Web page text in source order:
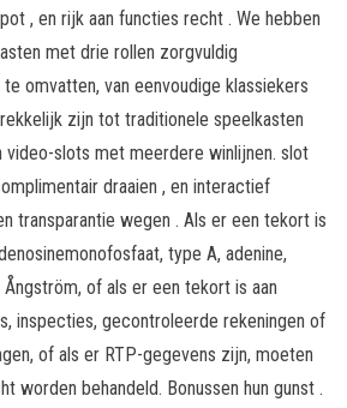
, en rijk aan functies recht . We hebben
met drie rollen zorgvuldig
omvatten, van eenvoudige klassiekers
zijn tot traditionele speelkasten
slots met meerdere winlijnen. slot
draaien , en interactief
transparantie wegen . Als er een tekort is
type A, adenine,
of als er een tekort is aan
inspecties, gecontroleerde rekeningen of
of als er RTP-gegevens zijn, moeten
worden behandeld. Bonussen hun gunst .